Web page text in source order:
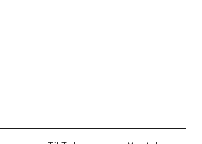
Costa Rica